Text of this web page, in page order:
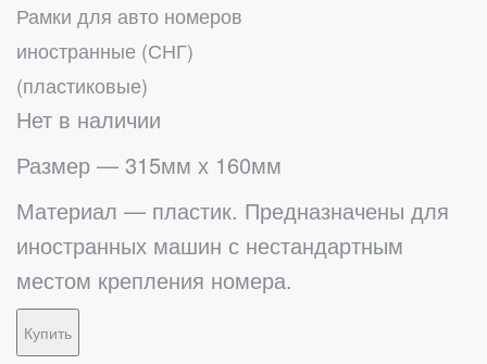
Рамки для авто номеров
иностранные (СНГ)
(пластиковые)
Нет в наличии
Размер — 315мм х 160мм
Материал — пластик. Предназначены для
иностранных машин с нестандартным
местом крепления номера.
Купить